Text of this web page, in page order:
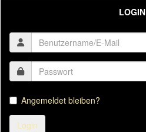
LOGIN
Angemeldet bleiben?
Login